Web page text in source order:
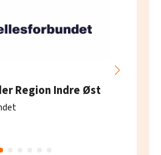
Region Indre Øst